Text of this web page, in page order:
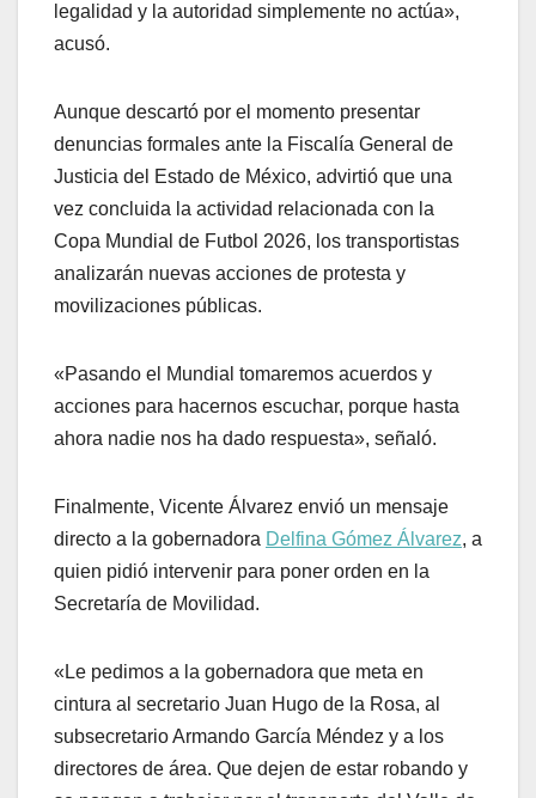
legalidad y la autoridad simplemente no actúa»,
acusó.
Aunque descartó por el momento presentar
denuncias formales ante la Fiscalía General de
Justicia del Estado de México, advirtió que una
vez concluida la actividad relacionada con la
Copa Mundial de Futbol 2026, los transportistas
analizarán nuevas acciones de protesta y
movilizaciones públicas.
«Pasando el Mundial tomaremos acuerdos y
acciones para hacernos escuchar, porque hasta
ahora nadie nos ha dado respuesta», señaló.
Finalmente, Vicente Álvarez envió un mensaje
directo a la gobernadora Delfina Gómez Álvarez, a
quien pidió intervenir para poner orden en la
Secretaría de Movilidad.
«Le pedimos a la gobernadora que meta en
cintura al secretario Juan Hugo de la Rosa, al
subsecretario Armando García Méndez y a los
directores de área. Que dejen de estar robando y